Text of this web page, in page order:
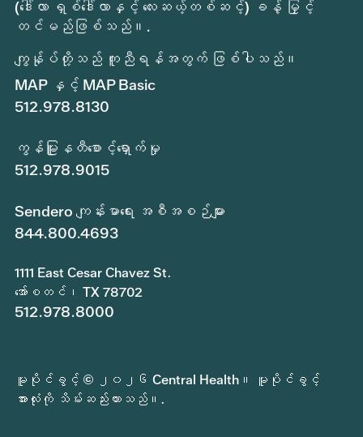
(ဒေါ်လာ ရှစ်ဒေါ်လာနှင့် လေးဆယ့်တစ်ဆင့်) ခန့် မြှင့်
တင်မည်ဖြစ်သည်။.
ကျွန်ုပ်တို့သည် ကူညီရန်အတွက် ဖြစ်ပါသည်။
MAP နှင့် MAP Basic
512.978.8130
ကွန်မြူနတီစောင့်ရှောက်မှု
512.978.9015
Sendero ကျန်းမာရေး အစီအစဉ်များ
844.800.4693
1111 East Cesar Chavez St.
အော်စတင်၊ TX 78702
512.978.8000
မူပိုင်ခွင့် © ၂၀၂၆ Central Health။ မူပိုင်ခွင့်
အားလုံးကို သိမ်းဆည်းထားသည်။.